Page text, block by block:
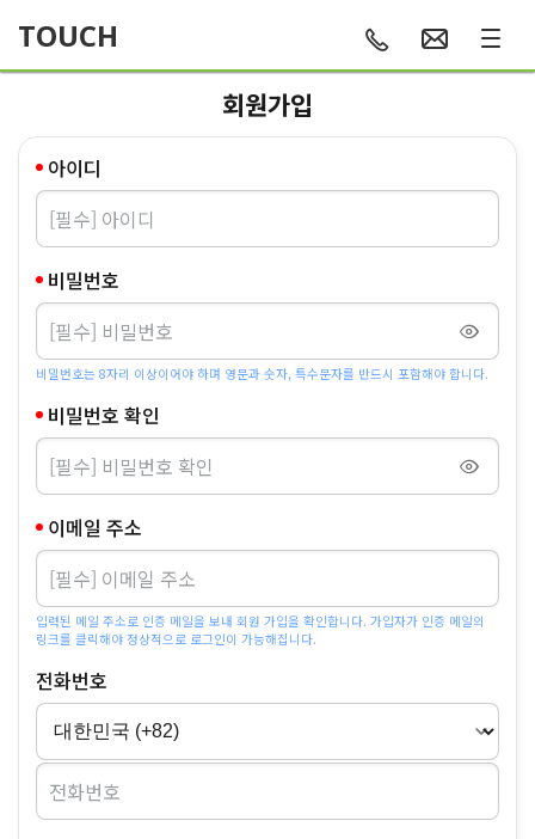
TOUCH
회원가입
아이디
비밀번호
비밀번호는 8자리 이상이어야 하며 영문과 숫자, 특수문자를 반드시 포함해야 합니다.
비밀번호 확인
이메일 주소
입력된 메일 주소로 인증 메일을 보내 회원 가입을 확인합니다. 가입자가 인증 메일의
링크를 클릭해야 정상적으로 로그인이 가능해집니다.
전화번호